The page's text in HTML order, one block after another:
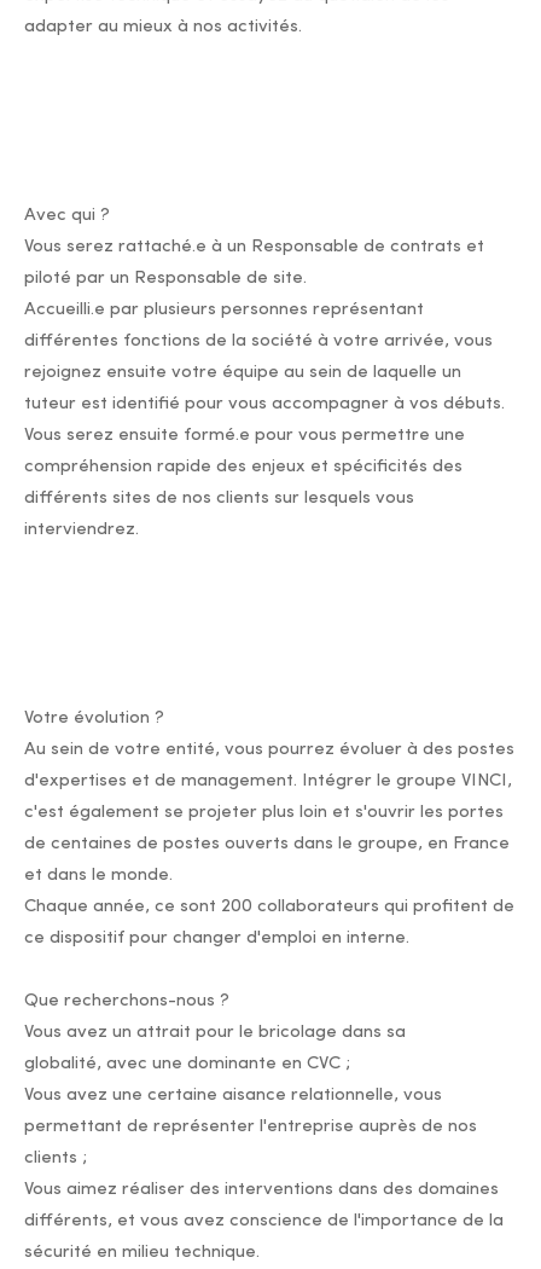
adapter au mieux à nos activités.
Avec qui ?
Vous serez rattaché.e à un Responsable de contrats et
piloté par un Responsable de site.
Accueilli.e par plusieurs personnes représentant
différentes fonctions de la société à votre arrivée, vous
rejoignez ensuite votre équipe au sein de laquelle un
tuteur est identifié pour vous accompagner à vos débuts.
Vous serez ensuite formé.e pour vous permettre une
compréhension rapide des enjeux et spécificités des
différents sites de nos clients sur lesquels vous
interviendrez.
Votre évolution ?
Au sein de votre entité, vous pourrez évoluer à des postes
d'expertises et de management. Intégrer le groupe VINCI,
c'est également se projeter plus loin et s'ouvrir les portes
de centaines de postes ouverts dans le groupe, en France
et dans le monde.
Chaque année, ce sont 200 collaborateurs qui profitent de
ce dispositif pour changer d'emploi en interne.
Que recherchons-nous ?
Vous avez un attrait pour le bricolage dans sa
globalité, avec une dominante en CVC ;
Vous avez une certaine aisance relationnelle, vous
permettant de représenter l'entreprise auprès de nos
clients ;
Vous aimez réaliser des interventions dans des domaines
différents, et vous avez conscience de l'importance de la
sécurité en milieu technique.